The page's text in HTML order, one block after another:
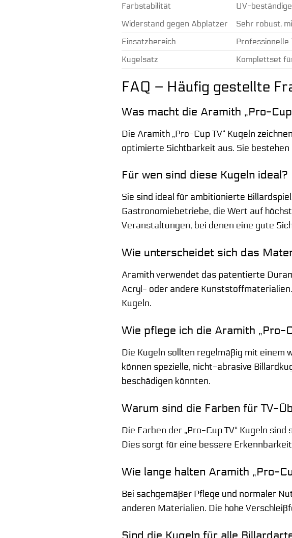
Farbstabilität
UV-
Widerstand gegen Abplatzer
Sehr robust,
Einsatzbereich
Professionelle
Kugelsatz
Komplettset
FAQ – Häufig gestellte
Was macht die Aramith „Pro-
Die Aramith „Pro-Cup TV“ Kugeln
optimierte Sichtbarkeit aus. Sie
Für wen sind diese Kugeln ideal?
Sie sind ideal für ambitionierte
Gastronomiebetriebe, die Wert auf
Veranstaltungen, bei denen eine gute
Wie unterscheidet sich das
Aramith verwendet das patentierte
Acryl- oder andere
Kugeln.
Wie pflege ich die Aramith „Pro-
Die Kugeln sollten regelmäßig mit einem
können spezielle, nicht-abrasive
beschädigen könnten.
Warum sind die Farben für TV-
Die Farben der „Pro-Cup TV“ Kugeln
Dies sorgt für eine bessere
Wie lange halten Aramith „Pro-
Bei sachgemäßer Pflege und normaler
anderen Materialien. Die hohe